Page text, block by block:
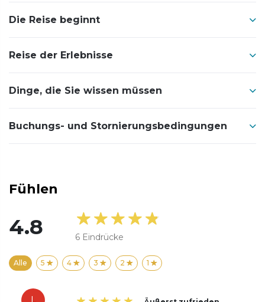
Die Reise beginnt
Reise der Erlebnisse
Dinge, die Sie wissen müssen
Buchungs- und Stornierungsbedingungen
Fühlen
4.8 6 Eindrücke
Alle 5 4 3 2 1